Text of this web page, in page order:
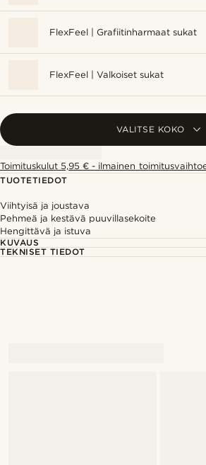
FlexFeel | Grafiitinharmaat sukat
FlexFeel | Valkoiset sukat
VALITSE KOKO
Toimituskulut 5,95 € - ilmainen
TUOTETIEDOT
Viihtyisä ja joustava
Pehmeä ja kestävä puuvillasekoite
Hengittävä ja istuva
KUVAUS
TEKNISET TIEDOT